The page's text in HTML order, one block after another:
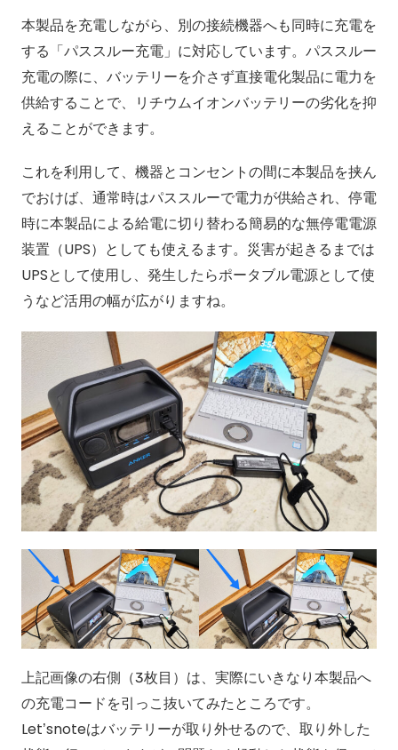
本製品を充電しながら、別の接続機器へも同時に充電を
する「パススルー充電」に対応しています。パススルー
充電の際に、バッテリーを介さず直接電化製品に電力を
供給することで、リチウムイオンバッテリーの劣化を抑
えることができます。
これを利用して、機器とコンセントの間に本製品を挟ん
でおけば、通常時はパススルーで電力が供給され、停電
時に本製品による給電に切り替わる簡易的な無停電電源
装置（UPS）としても使えるます。災害が起きるまでは
UPSとして使用し、発生したらポータブル電源として使
うなど活用の幅が広がりますね。
上記画像の右側（3枚目）は、実際にいきなり本製品へ
の充電コードを引っこ抜いてみたところです。
Let’snoteはバッテリーが取り外せるので、取り外した